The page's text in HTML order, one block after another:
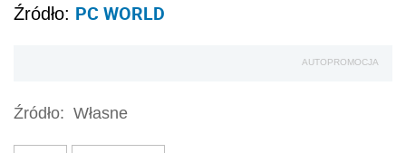
Źródło: PC WORLD
AUTOPROMOCJA
Źródło: Własne